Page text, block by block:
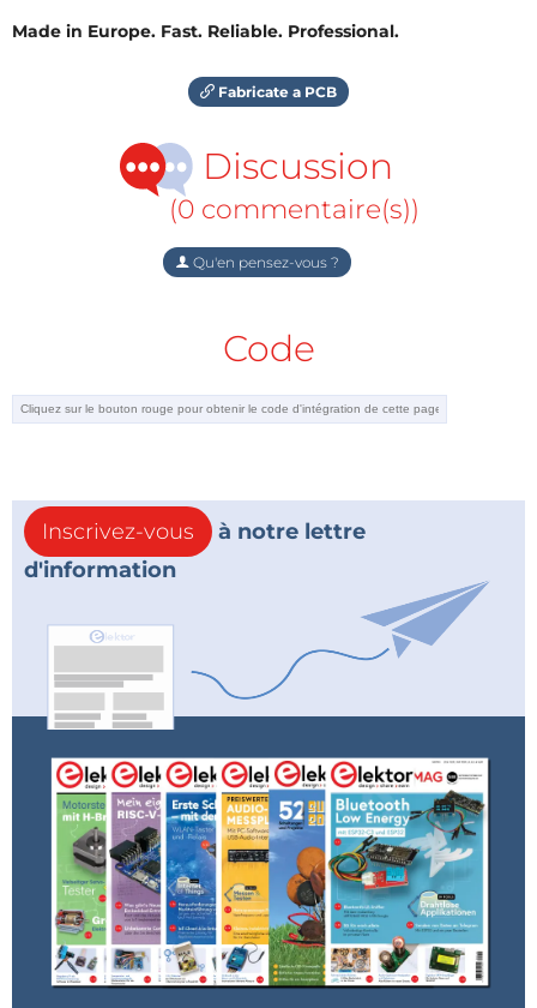
Made in Europe. Fast. Reliable. Professional.
Fabricate a PCB
Discussion
(0 commentaire(s))
Qu'en pensez-vous ?
Code
Inscrivez-vous
à notre lettre
d'information